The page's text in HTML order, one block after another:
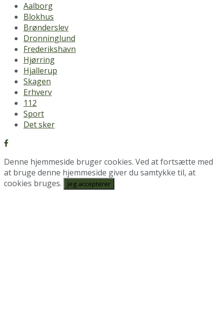
Aalborg
Blokhus
Brønderslev
Dronninglund
Frederikshavn
Hjørring
Hjallerup
Skagen
Erhverv
112
Sport
Det sker
Denne hjemmeside bruger cookies. Ved at fortsætte med
at bruge denne hjemmeside giver du samtykke til, at
cookies bruges.
Jeg accepterer